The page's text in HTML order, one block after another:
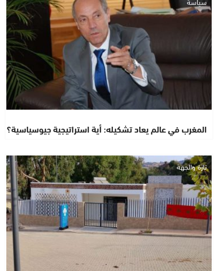
المغرب في عالم يعاد تشكيله: أية استراتيجية جيوسياسية؟
تازة والجهة